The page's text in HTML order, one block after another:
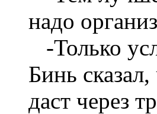
надо
-Только
Бинь
даст через